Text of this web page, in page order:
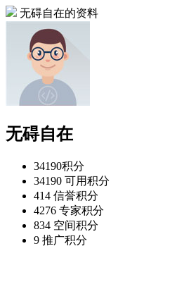
无碍自在的资料
无碍自在
34190积分
34190 可用积分
414 信誉积分
4276 专家积分
834 空间积分
9 推广积分